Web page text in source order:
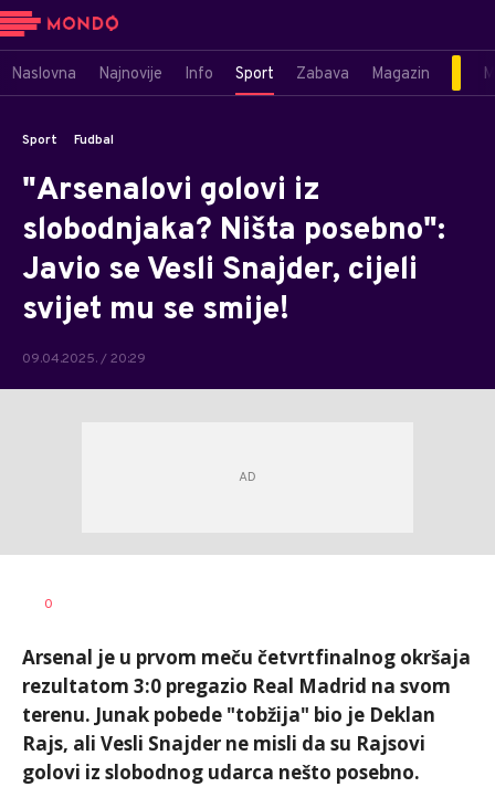
Naslovna Najnovije Info Sport Zabava Magazin
Sport Fudbal
"Arsenalovi golovi iz
slobodnjaka? Ništa posebno":
Javio se Vesli Snajder, cijeli
svijet mu se smije!
09.04.2025. / 20:29
AUTOR
0
Arsenal je u prvom meču četvrtfinalnog okršaja
rezultatom 3:0 pregazio Real Madrid na svom
terenu. Junak pobede "tobžija" bio je Deklan
Rajs, ali Vesli Snajder ne misli da su Rajsovi
golovi iz slobodnog udarca nešto posebno.